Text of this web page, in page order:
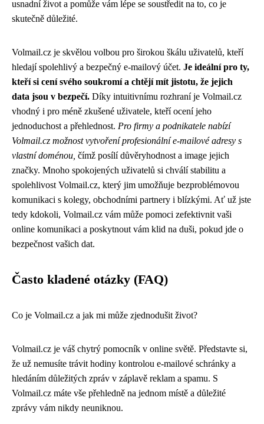
usnadní život a pomůže vám lépe se soustředit na to, co je
skutečně důležité.
Volmail.cz je skvělou volbou pro širokou škálu uživatelů, kteří
hledají spolehlivý a bezpečný e-mailový účet. Je ideální pro ty,
kteří si cení svého soukromí a chtějí mít jistotu, že jejich
data jsou v bezpečí. Díky intuitivnímu rozhraní je Volmail.cz
vhodný i pro méně zkušené uživatele, kteří ocení jeho
jednoduchost a přehlednost. Pro firmy a podnikatele nabízí
Volmail.cz možnost vytvoření profesionální e-mailové adresy s
vlastní doménou, čímž posílí důvěryhodnost a image jejich
značky. Mnoho spokojených uživatelů si chválí stabilitu a
spolehlivost Volmail.cz, který jim umožňuje bezproblémovou
komunikaci s kolegy, obchodními partnery i blízkými. Ať už jste
tedy kdokoli, Volmail.cz vám může pomoci zefektivnit vaši
online komunikaci a poskytnout vám klid na duši, pokud jde o
bezpečnost vašich dat.
Často kladené otázky (FAQ)
Co je Volmail.cz a jak mi může zjednodušit život?
Volmail.cz je váš chytrý pomocník v online světě. Představte si,
že už nemusíte trávit hodiny kontrolou e-mailové schránky a
hledáním důležitých zpráv v záplavě reklam a spamu. S
Volmail.cz máte vše přehledně na jednom místě a důležité
zprávy vám nikdy neuniknou.